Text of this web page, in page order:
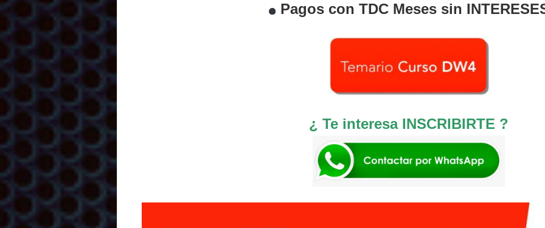
Pagos con TDC Meses sin
¿ Te interesa INSCRIBIRTE ?